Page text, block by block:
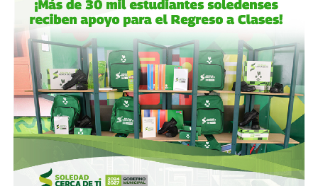
Gómez y De Angoitia han sido por muchos años los
hombre de confianza de Emilio Azcárraga Jean, al